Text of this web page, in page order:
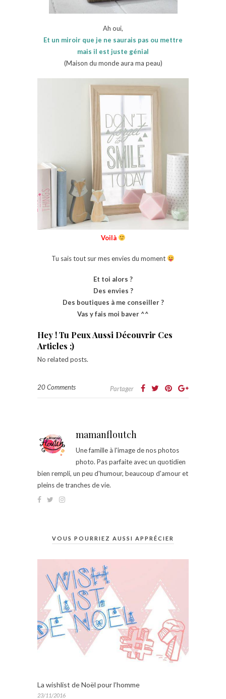
Ah oui,
Et un miroir que je ne saurais pas ou mettre
mais il est juste génial
(Maison du monde aura ma peau)
Voilà
Tu sais tout sur mes envies du moment
Et toi alors ?
Des envies ?
Des boutiques à me conseiller ?
Vas y fais moi baver ^^
Hey ! Tu Peux Aussi Découvrir Ces
Articles ;)
No related posts.
20 Comments Partager
mamanfloutch
Une famille à l'image de nos photos
photo. Pas parfaite avec un quotidien
bien rempli, un peu d'humour, beaucoup d'amour et
pleins de tranches de vie.
VOUS POURRIEZ AUSSI APPRÉCIER
La wishlist de Noël pour l’homme
23/11/2016